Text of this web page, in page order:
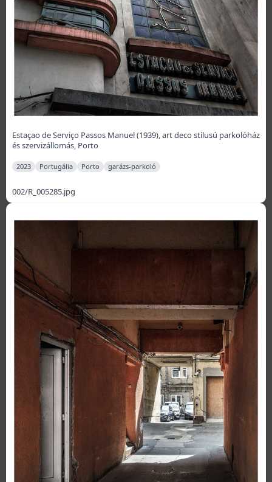
Estaçao de Serviço Passos Manuel (1939), art deco stílusú parkolóház
és szervizállomás, Porto
2023 Portugália Porto garázs-parkoló
002/R_005285.jpg